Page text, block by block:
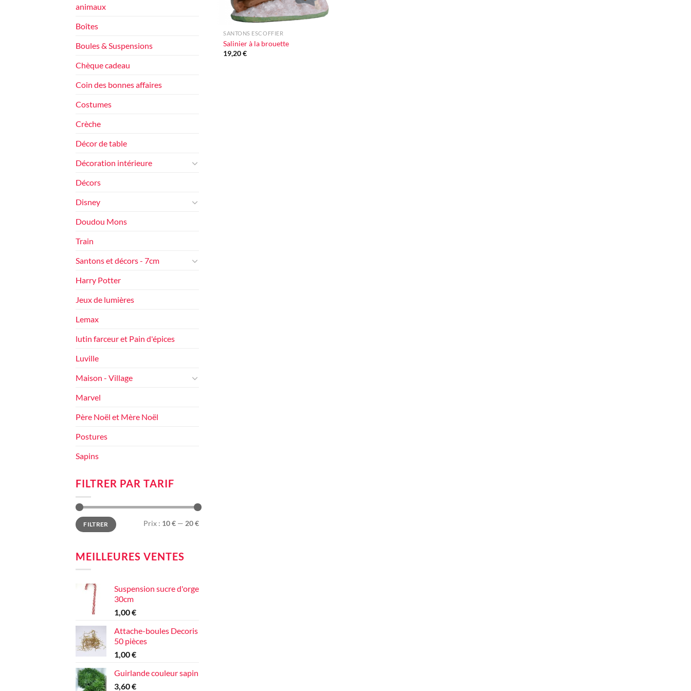
animaux
Boîtes
Boules & Suspensions
Chèque cadeau
Coin des bonnes affaires
Costumes
Crèche
Décor de table
Décoration intérieure
Décors
Disney
Doudou Mons
Train
Santons et décors - 7cm
Harry Potter
Jeux de lumières
Lemax
lutin farceur et Pain d'épices
Luville
Maison - Village
Marvel
Père Noël et Mère Noël
Postures
Sapins
FILTRER PAR TARIF
Prix
min
Prix
maxFILTRER Prix : 10 € — 20 €
MEILLEURES VENTES
Suspension sucre d'orge
30cm
1,00€
Attache-boules Decoris
50 pièces
1,00€
Guirlande couleur sapin
3,60€
SANTONS ESCOFFIER
Salinier à la brouette
19,20€